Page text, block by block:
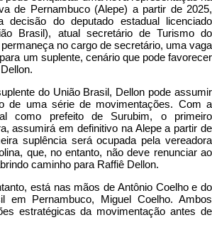
de Pernambuco (Alepe) a partir de 2025,
decisão do deputado estadual licenciado
Brasil), atual secretário de Turismo do
no cargo de secretário, uma vaga
um suplente, cenário que pode favorecer
do União Brasil, Dellon pode assumir
de uma série de movimentações. Com a
como prefeito de Surubim, o primeiro
assumirá em definitivo na Alepe a partir de
suplência será ocupada pela vereadora
que, no entanto, não deve renunciar ao
caminho para Raffiê Dellon.
está nas mãos de Antônio Coelho e do
em Pernambuco, Miguel Coelho. Ambos
estratégicas da movimentação antes de